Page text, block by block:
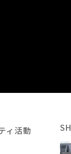
ィ活動